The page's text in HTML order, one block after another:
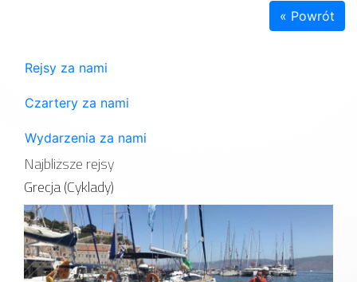
« Powrót
Rejsy za nami
Czartery za nami
Wydarzenia za nami
Najbliższe rejsy
Grecja (Cyklady)